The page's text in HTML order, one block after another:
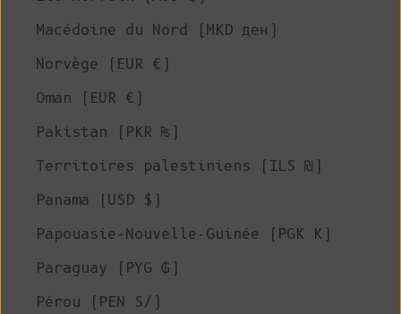
Macédoine du Nord (MKD ден)
Norvège (EUR €)
Oman (EUR €)
Pakistan (PKR ₨)
Territoires palestiniens (ILS ₪)
Panama (USD $)
Papouasie-Nouvelle-Guinée (PGK K)
Paraguay (PYG ₲)
Pérou (PEN S/)